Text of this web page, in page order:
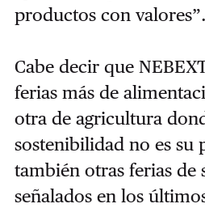
productos con valores”.
Cabe decir que
ferias más de
otra de agricultura
sostenibilidad no es su
también otras ferias de
señalados en los